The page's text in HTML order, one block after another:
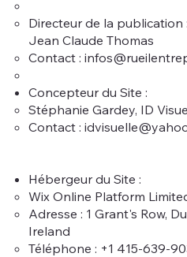
Directeur de la
Jean Claude Thomas
Contact :
Concepteur du Site :​
Stéphanie Gardey, ID
Contact :
Hébergeur du Site :​
Wix Online Platform
Adresse : 1 Grant's Row,
Ireland
Téléphone : +1 415-639-